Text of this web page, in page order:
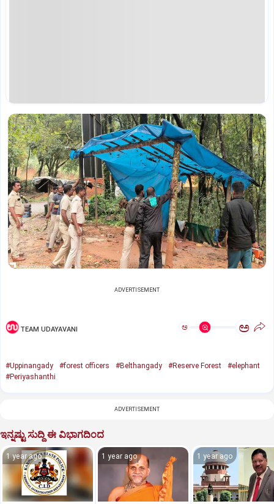
ADVERTISEMENT
TEAM UDAYAVANI ಅ ಅ
#Uppinangady #forest officers #Belthangady #Reserve Forest
#elephant
#Periyashanthi
ADVERTISEMENT
ಇನ್ನಷ್ಟು ಸುದ್ದಿ ಈ ವಿಭಾಗದಿಂದ
1 year ago 1 year ago 1 year ago